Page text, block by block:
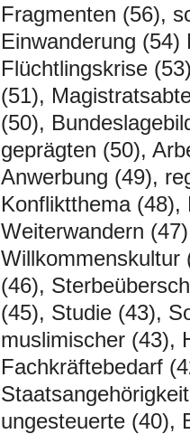
Fragmenten (56),
Einwanderung
Flüchtlingskrise
(51),
(50),
geprägten (50),
Anwerbung (49),
Konfliktthema
Weiterwandern
Willkommenskultur
(46),
(45), Studie (43),
muslimischer (43),
Fachkräftebedarf
ungesteuerte (40),